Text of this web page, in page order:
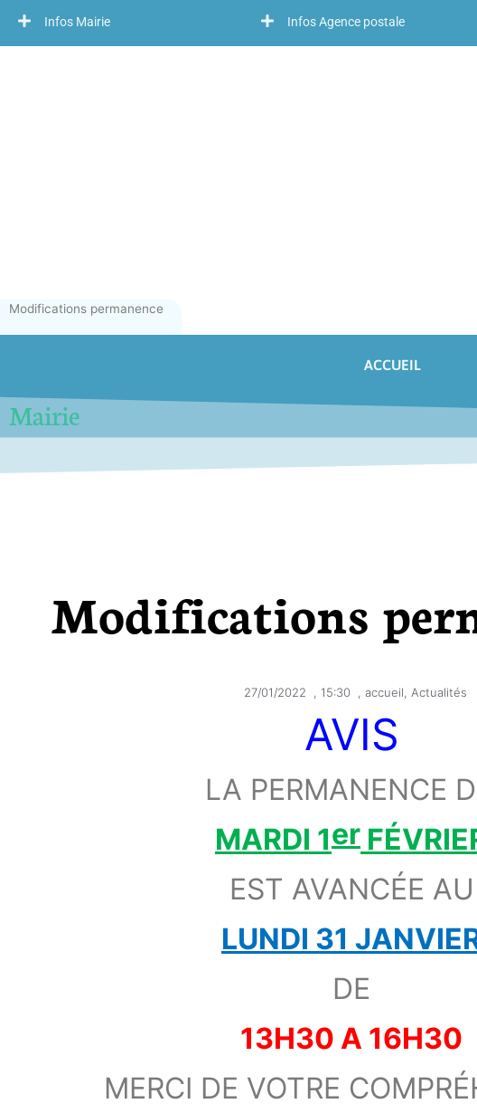
Infos Mairie Infos Agence postale
Modifications permanence
ACCUEIL
Mairie
Modifications
27/01/2022 15:30 accueil Actualités
AVIS
LA PERMANENCE
MARDI 1er
EST AVANCÉE AU
LUNDI 31
DE
13H30 A 16H30
MERCI DE VOTRE